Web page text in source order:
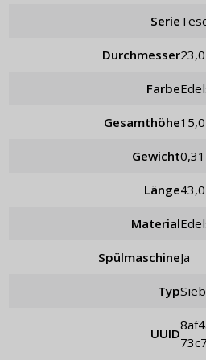
Serie
Durchmesser
Farbe
Gesamthöhe
Gewicht
Länge
Material
Spülmaschine Ja
Typ
UUID
8af4a302-b377-4adc-8d3a-